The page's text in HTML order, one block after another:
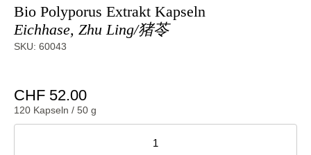
Bio Polyporus Extrakt Kapseln
Eichhase, Zhu Ling/猪苓
SKU: 60043
CHF 52.00
120 Kapseln / 50 g